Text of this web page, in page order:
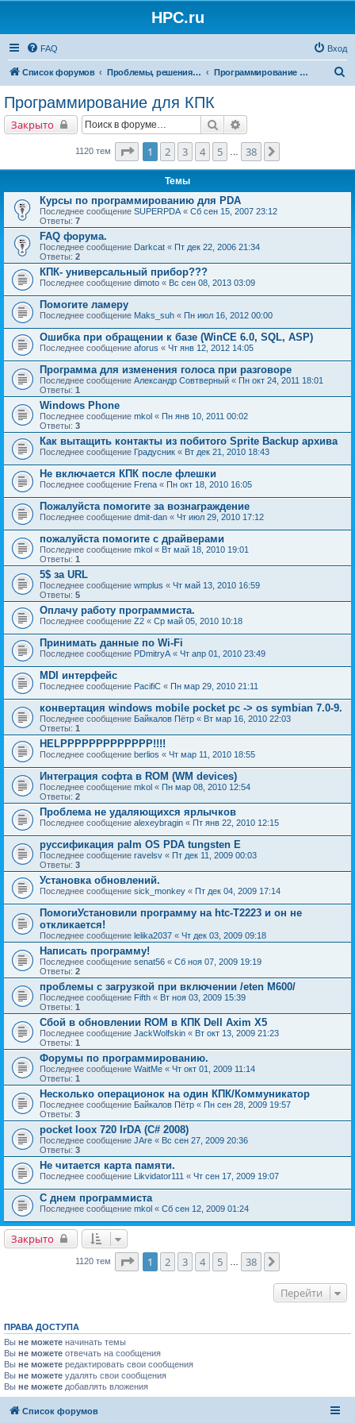
HPC.ru
FAQ Вход
Список форумов Проблемы, решения, советы Программирование для КПК
Программирование для КПК
Закрыто Поиск
1120 тем Страница1 из
1 2 3 4 5 38
Темы
Курсы по программированию для PDA
Последнее сообщение SUPERPDA « Сб сен 15, 2007 23:12
Ответы: 7
FAQ форума.
Последнее сообщение Darkcat « Пт дек 22, 2006 21:34
Ответы: 2
КПК- универсальный прибор???
Последнее сообщение dimoto « Вс сен 08, 2013 03:09
Помогите ламеру
Последнее сообщение Maks_suh « Пн июл 16, 2012 00:00
Ошибка при обращении к базе (WinCE 6.0, SQL, ASP)
Последнее сообщение aforus « Чт янв 12, 2012 14:05
Программа для изменения голоса при разговоре
Последнее сообщение Александр Совтверный « Пн окт 24, 2011 18:01
Ответы: 1
Windows Phone
Последнее сообщение mkol « Пн янв 10, 2011 00:02
Ответы: 3
Как вытащить контакты из побитого Sprite Backup архива
Последнее сообщение Градусник « Вт дек 21, 2010 18:43
Не включается КПК после флешки
Последнее сообщение Frena « Пн окт 18, 2010 16:05
Пожалуйста помогите за вознаграждение
Последнее сообщение dmit-dan « Чт июл 29, 2010 17:12
пожалуйста помогите с драйверами
Последнее сообщение mkol « Вт май 18, 2010 19:01
Ответы: 1
5$ за URL
Последнее сообщение wmplus « Чт май 13, 2010 16:59
Ответы: 5
Оплачу работу программиста.
Последнее сообщение Z2 « Ср май 05, 2010 10:18
Принимать данные по Wi-Fi
Последнее сообщение PDmitryA « Чт апр 01, 2010 23:49
MDI интерфейс
Последнее сообщение PacifiC « Пн мар 29, 2010 21:11
конвертация windows mobile pocket pc -> os symbian 7.0-9.
Последнее сообщение Байкалов Пётр « Вт мар 16, 2010 22:03
Ответы: 1
HELPPPPPPPPPPPPP!!!!
Последнее сообщение berlios « Чт мар 11, 2010 18:55
Интеграция софта в ROM (WM devices)
Последнее сообщение mkol « Пн мар 08, 2010 12:54
Ответы: 2
Проблема не удаляющихся ярлычков
Последнее сообщение alexeybragin « Пт янв 22, 2010 12:15
руссификация palm OS PDA tungsten E
Последнее сообщение ravelsv « Пт дек 11, 2009 00:03
Ответы: 3
Установка обновлений.
Последнее сообщение sick_monkey « Пт дек 04, 2009 17:14
ПомогиУстановили программу на htc-Т2223 и он не
откликается!
Последнее сообщение lelika2037 « Чт дек 03, 2009 09:18
Написать программу!
Последнее сообщение senat56 « Сб ноя 07, 2009 19:19
Ответы: 2
проблемы с загрузкой при включении /eten M600/
Последнее сообщение Fifth « Вт ноя 03, 2009 15:39
Ответы: 1
Сбой в обновлении ROM в КПК Dell Axim X5
Последнее сообщение JackWolfskin « Вт окт 13, 2009 21:23
Ответы: 1
Форумы по программированию.
Последнее сообщение WaitMe « Чт окт 01, 2009 11:14
Ответы: 1
Несколько операционок на один КПК/Коммуникатор
Последнее сообщение Байкалов Пётр « Пн сен 28, 2009 19:57
Ответы: 3
pocket loox 720 IrDA (C# 2008)
Последнее сообщение JAre « Вс сен 27, 2009 20:36
Ответы: 3
Не читается карта памяти.
Последнее сообщение Likvidator111 « Чт сен 17, 2009 19:07
С днем программиста
Последнее сообщение mkol « Сб сен 12, 2009 01:24
Закрыто
1120 тем Страница1 из
1 2 3 4 5 38
Перейти
ПРАВА ДОСТУПА
Вы не можете начинать темы
Вы не можете отвечать на сообщения
Вы не можете редактировать свои сообщения
Вы не можете удалять свои сообщения
Вы не можете добавлять вложения
Список форумов